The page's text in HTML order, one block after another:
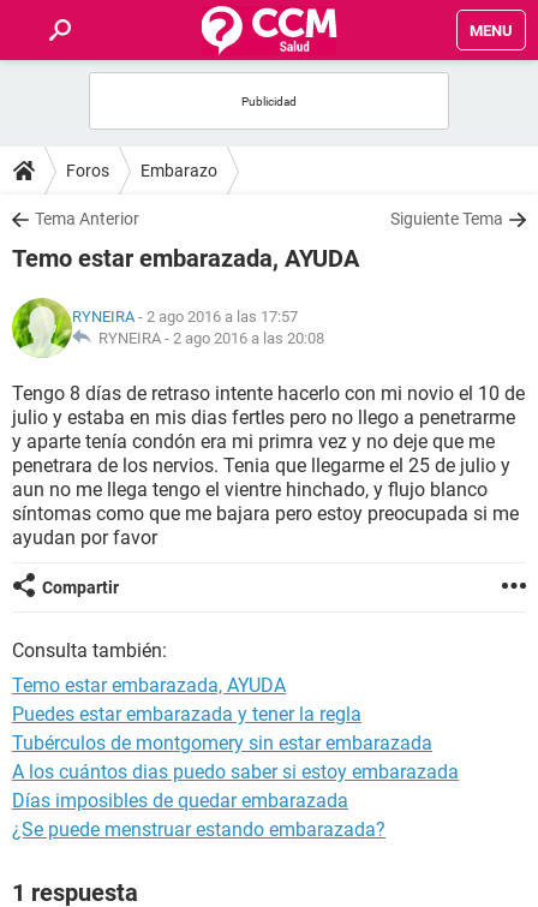
MENU
FOROS
SALUD
NUTRICIÓN
BIENESTAR
SEXUALIDAD
GLOSARIO
Foros Embarazo
Tema Anterior Siguiente Tema
Temo estar embarazada, AYUDA
RYNEIRA- 2 ago 2016 a las 17:57
RYNEIRA - 2 ago 2016 a las 20:08
Tengo 8 días de retraso intente hacerlo con mi novio el 10 de
julio y estaba en mis dias fertles pero no llego a penetrarme
y aparte tenía condón era mi primra vez y no deje que me
penetrara de los nervios. Tenia que llegarme el 25 de julio y
aun no me llega tengo el vientre hinchado, y flujo blanco
síntomas como que me bajara pero estoy preocupada si me
ayudan por favor
Compartir
Consulta también:
Temo estar embarazada, AYUDA
Puedes estar embarazada y tener la regla
Tubérculos de montgomery sin estar embarazada
A los cuántos dias puedo saber si estoy embarazada
Días imposibles de quedar embarazada
¿Se puede menstruar estando embarazada?
1 respuesta